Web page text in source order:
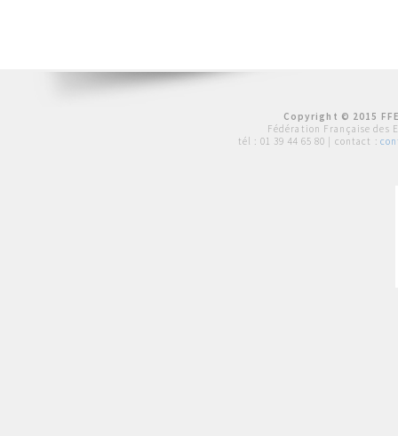
Copyright © 2015
Fédération Française des
tél : 01 39 44 65 80 | contact :